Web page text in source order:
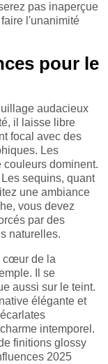
pas inaperçue
l'unanimité
pour le
audacieux
il laisse libre
focal avec des
Les
couleurs dominent.
sequins, quant
une ambiance
vous devez
par des
naturelles.
cœur de la
Il se
aussi sur le teint.
élégante et
intemporel.
finitions glossy
2025